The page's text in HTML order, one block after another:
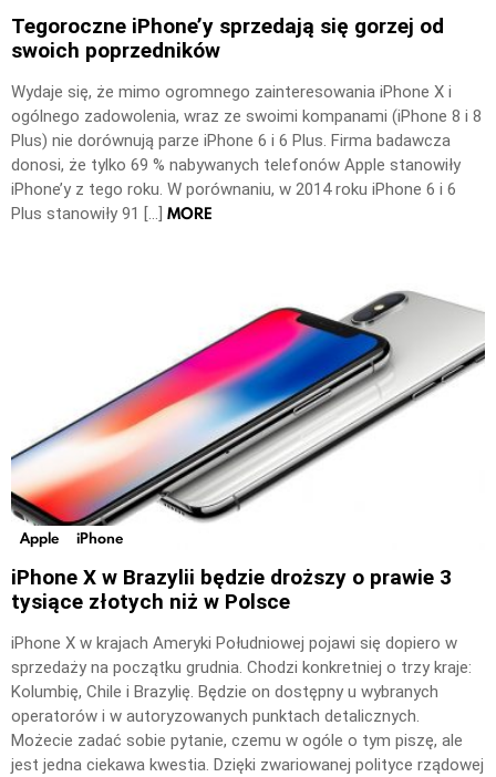
Tegoroczne iPhone’y sprzedają się gorzej od
swoich poprzedników
Wydaje się, że mimo ogromnego zainteresowania iPhone X i
ogólnego zadowolenia, wraz ze swoimi kompanami (iPhone 8 i 8
Plus) nie dorównują parze iPhone 6 i 6 Plus. Firma badawcza
donosi, że tylko 69 % nabywanych telefonów Apple stanowiły
iPhone’y z tego roku. W porównaniu, w 2014 roku iPhone 6 i 6
Plus stanowiły 91 […] MORE
Apple iPhone
iPhone X w Brazylii będzie droższy o prawie 3
tysiące złotych niż w Polsce
iPhone X w krajach Ameryki Południowej pojawi się dopiero w
sprzedaży na początku grudnia. Chodzi konkretniej o trzy kraje:
Kolumbię, Chile i Brazylię. Będzie on dostępny u wybranych
operatorów i w autoryzowanych punktach detalicznych.
Możecie zadać sobie pytanie, czemu w ogóle o tym piszę, ale
jest jedna ciekawa kwestia. Dzięki zwariowanej polityce rządowej